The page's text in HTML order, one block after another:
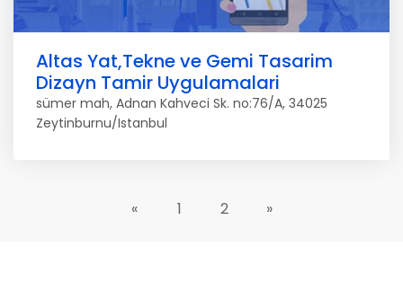
Altas Yat,Tekne ve Gemi Tasarim
Dizayn Tamir Uygulamalari
sümer mah, Adnan Kahveci Sk. no:76/A, 34025
Zeytinburnu/Istanbul
« 1 2 »